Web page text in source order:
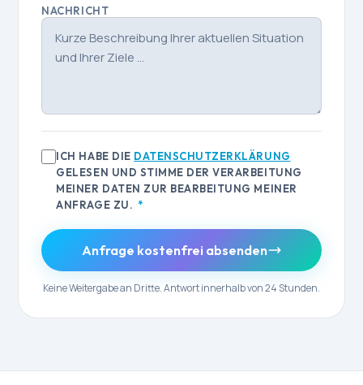
NACHRICHT
ICH HABE DIE DATENSCHUTZERKLÄRUNG
GELESEN UND STIMME DER VERARBEITUNG
MEINER DATEN ZUR BEARBEITUNG MEINER
ANFRAGE ZU. *
Anfrage kostenfrei absenden
Keine Weitergabe an Dritte. Antwort innerhalb von 24 Stunden.